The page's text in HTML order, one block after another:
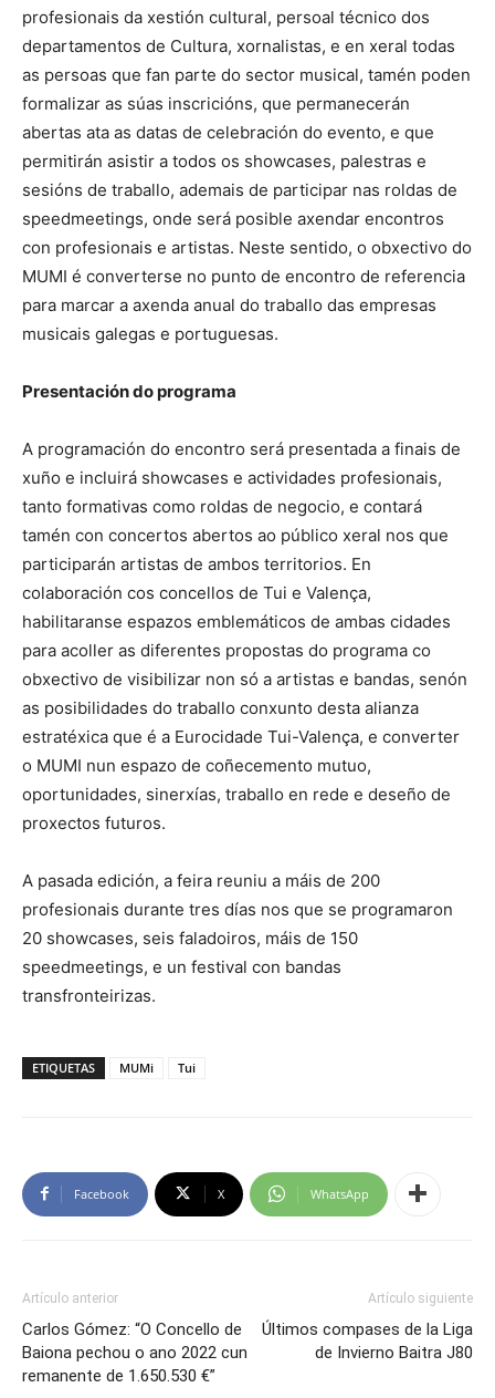
profesionais da xestión cultural, persoal técnico dos
departamentos de Cultura, xornalistas, e en xeral todas
as persoas que fan parte do sector musical, tamén poden
formalizar as súas inscricións, que permanecerán
abertas ata as datas de celebración do evento, e que
permitirán asistir a todos os showcases, palestras e
sesións de traballo, ademais de participar nas roldas de
speedmeetings, onde será posible axendar encontros
con profesionais e artistas. Neste sentido, o obxectivo do
MUMI é converterse no punto de encontro de referencia
para marcar a axenda anual do traballo das empresas
musicais galegas e portuguesas.
Presentación do programa
A programación do encontro será presentada a finais de
xuño e incluirá showcases e actividades profesionais,
tanto formativas como roldas de negocio, e contará
tamén con concertos abertos ao público xeral nos que
participarán artistas de ambos territorios. En
colaboración cos concellos de Tui e Valença,
habilitaranse espazos emblemáticos de ambas cidades
para acoller as diferentes propostas do programa co
obxectivo de visibilizar non só a artistas e bandas, senón
as posibilidades do traballo conxunto desta alianza
estratéxica que é a Eurocidade Tui-Valença, e converter
o MUMI nun espazo de coñecemento mutuo,
oportunidades, sinerxías, traballo en rede e deseño de
proxectos futuros.
A pasada edición, a feira reuniu a máis de 200
profesionais durante tres días nos que se programaron
20 showcases, seis faladoiros, máis de 150
speedmeetings, e un festival con bandas
transfronteirizas.
ETIQUETAS MUMi Tui
Facebook X WhatsApp
Artículo anterior
Carlos Gómez: “O Concello de
Baiona pechou o ano 2022 cun
remanente de 1.650.530 €”
Artículo siguiente
Últimos compases de la Liga
de Invierno Baitra J80